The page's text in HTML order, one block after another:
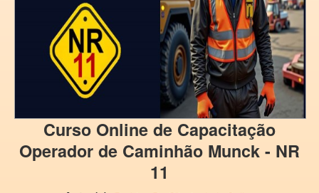
Curso Online de Capacitação
Operador de Caminhão Munck - NR
11